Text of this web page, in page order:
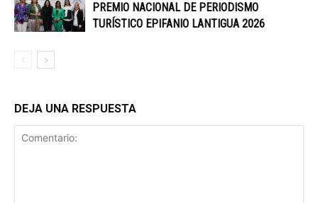
PREMIO NACIONAL DE PERIODISMO
TURÍSTICO EPIFANIO LANTIGUA 2026
DEJA UNA RESPUESTA